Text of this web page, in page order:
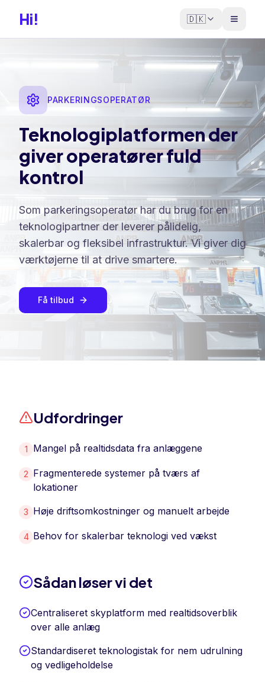
Hi! 🇩🇰
PARKERINGSOPERATØR
Teknologiplatformen der
giver operatører fuld
kontrol
Som parkeringsoperatør har du brug for en
teknologipartner der leverer pålidelig,
skalerbar og fleksibel infrastruktur. Vi giver dig
værktøjerne til at drive smartere.
Få tilbud
Udfordringer
1 Mangel på realtidsdata fra anlæggene
2 Fragmenterede systemer på tværs af
lokationer
3 Høje driftsomkostninger og manuelt arbejde
4 Behov for skalerbar teknologi ved vækst
Sådan løser vi det
Centraliseret skyplatform med realtidsoverblik
over alle anlæg
Standardiseret teknologistak for nem udrulning
og vedligeholdelse